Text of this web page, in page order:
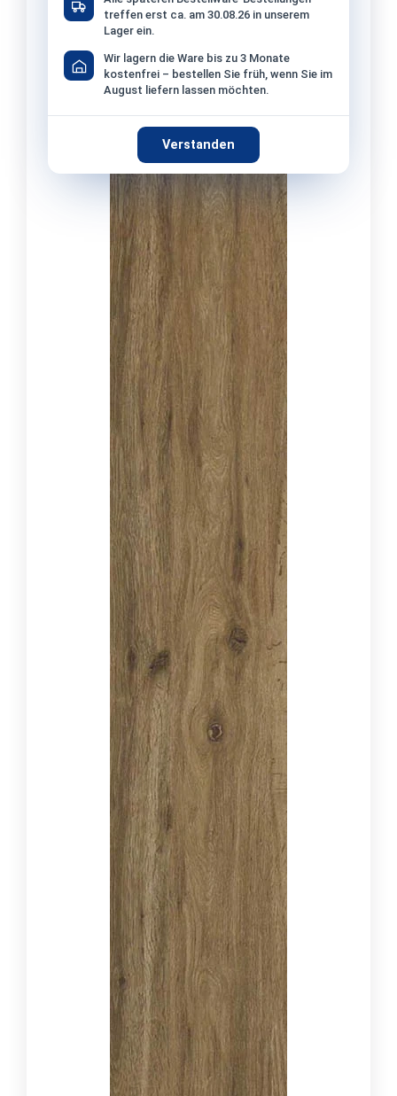
treffen erst ca. am 30.08.26 in unserem
Lager ein.
Wir lagern die Ware bis zu 3 Monate
kostenfrei – bestellen Sie früh, wenn Sie im
August liefern lassen möchten.
Verstanden